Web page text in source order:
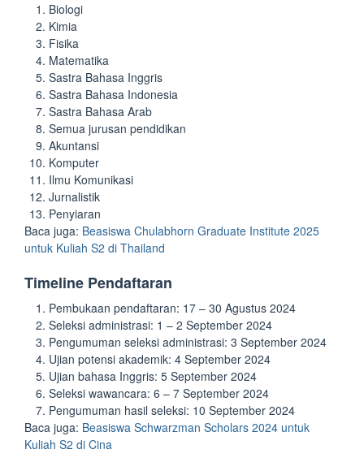
Biologi
Kimia
Fisika
Matematika
Sastra Bahasa Inggris
Sastra Bahasa Indonesia
Sastra Bahasa Arab
Semua jurusan pendidikan
Akuntansi
Komputer
Ilmu Komunikasi
Jurnalistik
Penyiaran
Baca juga: Beasiswa Chulabhorn Graduate Institute 2025
untuk Kuliah S2 di Thailand
Timeline Pendaftaran
Pembukaan pendaftaran: 17 – 30 Agustus 2024
Seleksi administrasi: 1 – 2 September 2024
Pengumuman seleksi administrasi: 3 September 2024
Ujian potensi akademik: 4 September 2024
Ujian bahasa Inggris: 5 September 2024
Seleksi wawancara: 6 – 7 September 2024
Pengumuman hasil seleksi: 10 September 2024
Baca juga: Beasiswa Schwarzman Scholars 2024 untuk
Kuliah S2 di Cina